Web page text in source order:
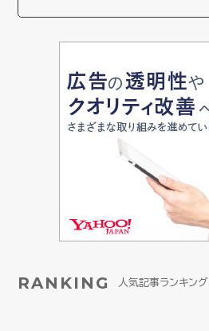
RANKING 人気記事ランキング